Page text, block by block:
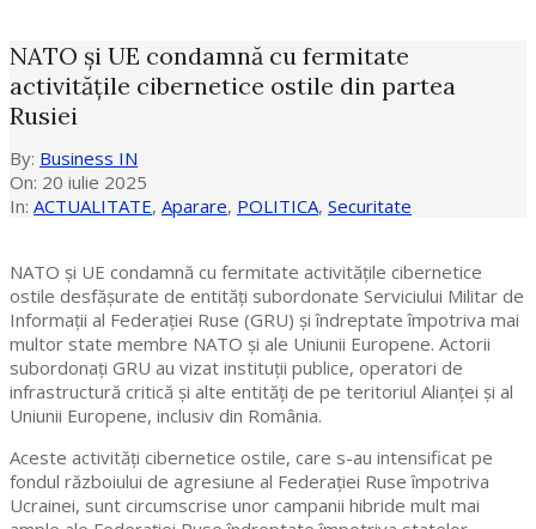
NATO și UE condamnă cu fermitate
activitățile cibernetice ostile din partea
Rusiei
By: Business IN
On: 20 iulie 2025
In: ACTUALITATE, Aparare, POLITICA, Securitate
NATO și UE condamnă cu fermitate activitățile cibernetice
ostile desfășurate de entități subordonate Serviciului Militar de
Informații al Federației Ruse (GRU) și îndreptate împotriva mai
multor state membre NATO și ale Uniunii Europene. Actorii
subordonați GRU au vizat instituții publice, operatori de
infrastructură critică și alte entități de pe teritoriul Alianței și al
Uniunii Europene, inclusiv din România.
Aceste activități cibernetice ostile, care s-au intensificat pe
fondul războiului de agresiune al Federației Ruse împotriva
Ucrainei, sunt circumscrise unor campanii hibride mult mai